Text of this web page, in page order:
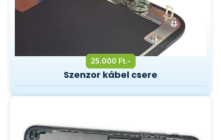
25.000 Ft.-
Szenzor kábel csere